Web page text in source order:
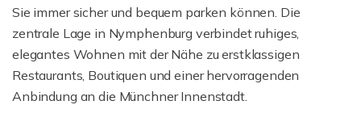
Sie immer sicher und bequem parken können. Die
zentrale Lage in Nymphenburg verbindet ruhiges,
elegantes Wohnen mit der Nähe zu erstklassigen
Restaurants, Boutiquen und einer hervorragenden
Anbindung an die Münchner Innenstadt.